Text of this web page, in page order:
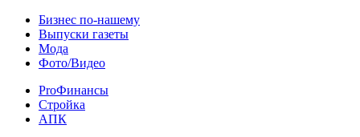
Разное
Бизнес по-нашему
Выпуски газеты
Мода
Фото/Видео
Pro
ProФинансы
Стройка
АПК